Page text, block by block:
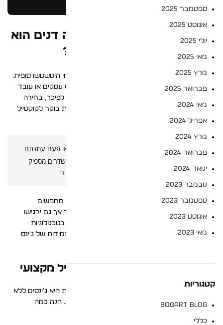
ג'ינסים לגברים למשרד: למה דנים הוא
המכנסיים החדשים לעבודה?
בשנת 2026, הגבולות בין לבוש פורמלי ללבוש יומיומי היטשטשו סופית.
ג'ינסים לגברים הפכו לפריט חובה בארון של כל איש עסקים או עובד
הייטק שמעריך נוחות מבלי להתפשר על מקצועיות. לפיכך, בחירה
נכונה של דנים איכותי מאפשרת מעבר קל בין ישיבת בוקר לקוקטייל
ערב.
ג'ינסים לגברים למשרד ביזנס קז'ואל
– האם אי פעם עמדתם
מול הארון בבוקר ותהיתם אם המכנסיים שבחרתם משדרים מספיק
סמכות? בעולם המודרני של שנת 2026, ג'ינסים לגברי
בנוסף,המגמה העולמית
מראה כי הגברים של היום מחפשים
ורסטיליות. הם רוצים מכנסיים שייראו טוב עם בלייזר אך גם ירגישו
קלילים. בהמשך לכך, המותגים המובילים משקיעים בטכנולוגיות
טקסטיל שמשלבות מראה של כותנה יוקרתית עם עמידות של ג'ינס
השנה אנחנו רואים דגש על 'שקט ויזואלי'. המשמעות היא ג'ינסים ללא
קרעים, עם תפרים נקיים שמשדרים יוקרה מאופקת. הנה כמה
ספטמבר 2025
אוגוסט 2025
יולי 2025
מאי 2025
מרץ 2025
פברואר 2025
מאי 2024
אפריל 2024
מרץ 2024
פברואר 2024
ינואר 2024
נובמבר 2023
ספטמבר 2023
אוגוסט 2023
מאי 2023
קטגוריות
BOGART BLOG
כללי